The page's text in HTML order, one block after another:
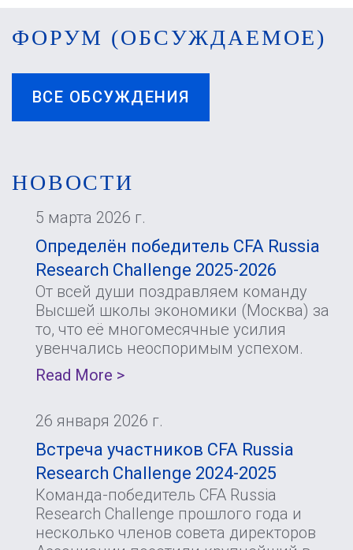
ФОРУМ (ОБСУЖДАЕМОЕ)
ВСЕ ОБСУЖДЕНИЯ
НОВОСТИ
5 марта 2026 г.
Определён победитель CFA Russia
Research Challenge 2025-2026
От всей души поздравляем команду
Высшей школы экономики (Москва) за
то, что её многомесячные усилия
увенчались неоспоримым успехом.
Read More >
26 января 2026 г.
Встреча участников CFA Russia
Research Challenge 2024-2025
Команда-победитель CFA Russia
Research Challenge прошлого года и
несколько членов совета директоров